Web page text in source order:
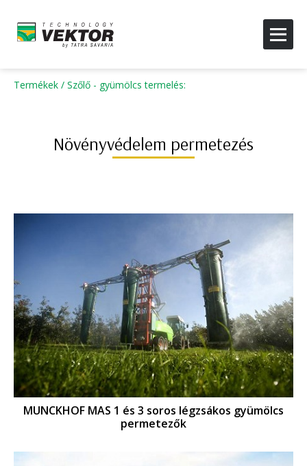
Termékek / Szőlő - gyümölcs termelés:
Növényvédelem permetezés
MUNCKHOF MAS 1 és 3 soros légzsákos gyümölcs
permetezők